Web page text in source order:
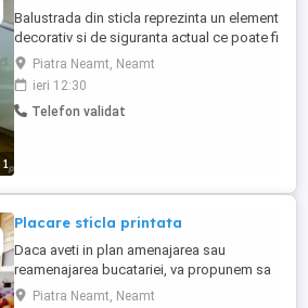
1
Balustrada din sticla reprezinta un element
decorativ si de siguranta actual ce poate fi
utilizata atat la interior, cat si la exterior.
Cand vorbim de realizarea unei balustrade
din sticla, este esential sa alegem, in
primul rand, modalitatea de prindere
Piatra Neamt, Neamt
ieri 12:30
Telefon validat
Placare sticla printata
Daca aveti in plan amenajarea sau
reamenajarea bucatariei, va propunem sa
va reorientati catre sticla imprimata digital.
Piatra Neamt, Neamt